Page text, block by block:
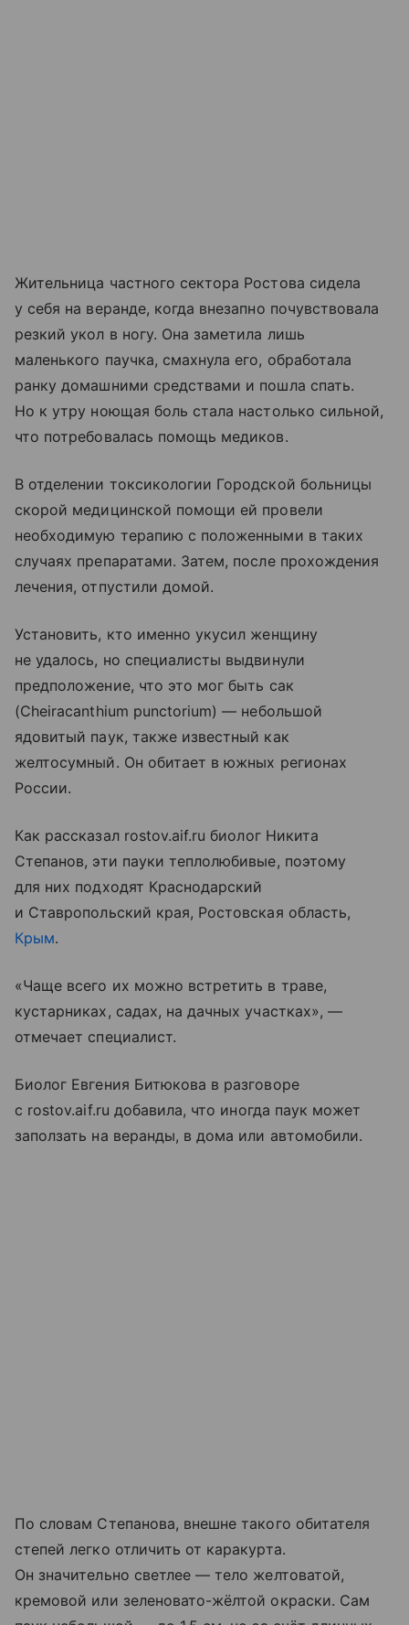
Жительница частного сектора Ростова сидела
у себя на веранде, когда внезапно почувствовала
резкий укол в ногу. Она заметила лишь
маленького паучка, смахнула его, обработала
ранку домашними средствами и пошла спать.
Но к утру ноющая боль стала настолько сильной,
что потребовалась помощь медиков.
В отделении токсикологии Городской больницы
скорой медицинской помощи ей провели
необходимую терапию с положенными в таких
случаях препаратами. Затем, после прохождения
лечения, отпустили домой.
Установить, кто именно укусил женщину
не удалось, но специалисты выдвинули
предположение, что это мог быть сак
(Cheiracanthium punctorium) — небольшой
ядовитый паук, также известный как
желтосумный. Он обитает в южных регионах
России.
Как рассказал rostov.aif.ru биолог Никита
Степанов, эти пауки теплолюбивые, поэтому
для них подходят Краснодарский
и Ставропольский края, Ростовская область,
Крым.
«Чаще всего их можно встретить в траве,
кустарниках, садах, на дачных участках», —
отмечает специалист.
Биолог Евгения Битюкова в разговоре
с rostov.aif.ru добавила, что иногда паук может
заползать на веранды, в дома или автомобили.
По словам Степанова, внешне такого обитателя
степей легко отличить от каракурта.
Он значительно светлее — тело желтоватой,
кремовой или зеленовато-жёлтой окраски. Сам